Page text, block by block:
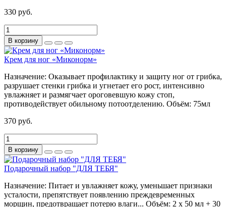
330 руб.
В корзину
Крем для ног «Миконорм»
Назначение: Оказывает профилактику и защиту ног от грибка,
разрушает стенки грибка и угнетает его рост, интенсивно
увлажняет и размягчает ороговевшую кожу стоп,
противодействует обильному потоотделению. Объём: 75мл
370 руб.
В корзину
Подарочный набор "ДЛЯ ТЕБЯ"
Назначение: Питает и увлажняет кожу, уменьшает признаки
усталости, препятствует появлению преждевременных
морщин, предотвращает потерю влаги... Объём: 2 х 50 мл + 30